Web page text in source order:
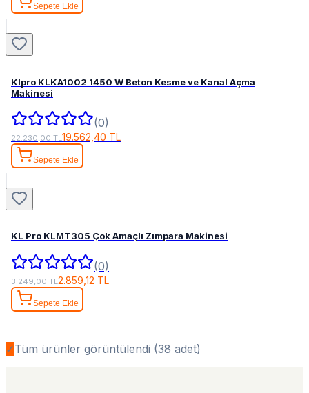
Sepete Ekle
Klpro KLKA1002 1450 W Beton Kesme ve Kanal Açma
Makinesi
(0)
22.230,00 TL19.562,40 TL
Sepete Ekle
KL Pro KLMT305 Çok Amaçlı Zımpara Makinesi
(0)
3.249,00 TL 2.859,12 TL
Sepete Ekle
✓Tüm ürünler görüntülendi (38 adet)